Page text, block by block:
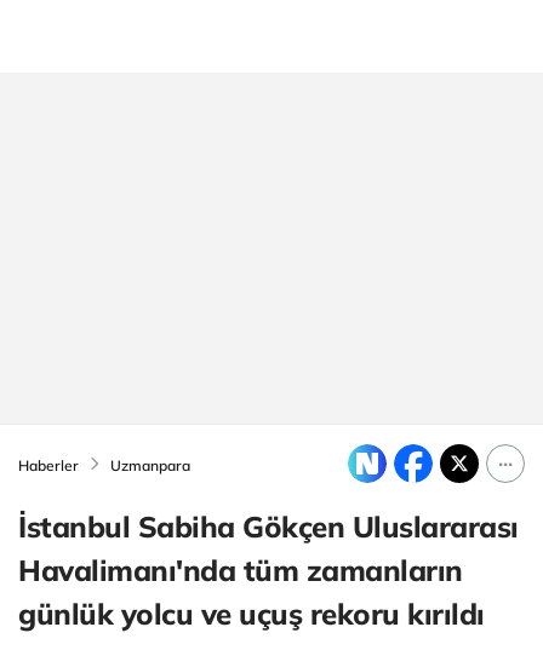
Haberler Uzmanpara
İstanbul Sabiha Gökçen Uluslararası
Havalimanı'nda tüm zamanların
günlük yolcu ve uçuş rekoru kırıldı